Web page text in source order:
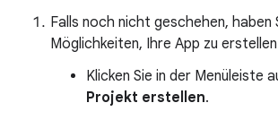
Falls noch nicht geschehen, haben
Möglichkeiten, Ihre App zu
Klicken Sie in der Menüleiste
Projekt erstellen.